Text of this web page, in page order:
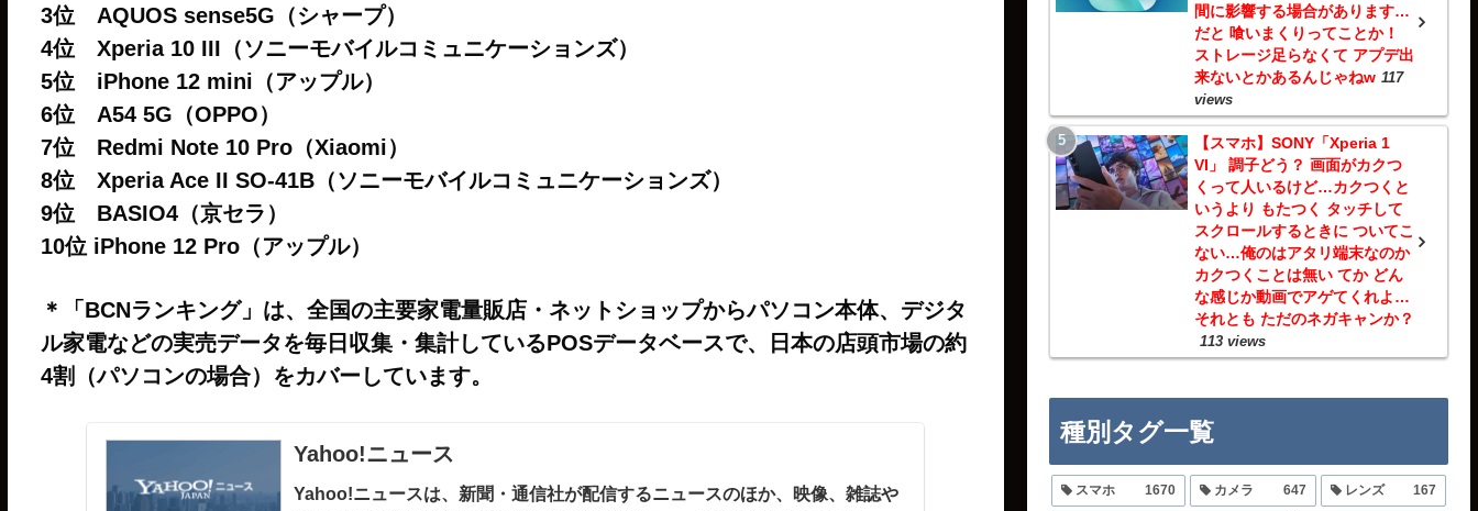
3位 AQUOS sense5G（シャープ）
4位 Xperia 10 III（ソニーモバイルコミュニケーションズ）
5位 iPhone 12 mini（アップル）
6位 A54 5G（OPPO）
7位 Redmi Note 10 Pro（Xiaomi）
8位 Xperia Ace II SO-41B（ソニーモバイルコミュニケーションズ）
9位 BASIO4（京セラ）
10位 iPhone 12 Pro（アップル）
＊「BCNランキング」は、全国の主要家電量販店・ネットショップからパソコン本体、デジタ
ル家電などの実売データを毎日収集・集計しているPOSデータベースで、日本の店頭市場の約
4割（パソコンの場合）をカバーしています。
Yahoo!ニュース
Yahoo!ニュースは、新聞・通信社が配信するニュースのほか、映像、雑誌や
間に影響する場合があります…
だと 喰いまくりってことか！
ストレージ足らなくて アプデ出
来ないとかあるんじゃねw 117
views
【スマホ】SONY「Xperia 1
VI」 調子どう？ 画面がカクつ
くって人いるけど…カクつくと
いうより もたつく タッチして
スクロールするときに ついてこ
ない…俺のはアタリ端末なのか
カクつくことは無い てか どん
な感じか動画でアゲてくれよ…
それとも ただのネガキャンか？
113 views
種別タグ一覧
スマホ 1670 カメラ 647 レンズ 167